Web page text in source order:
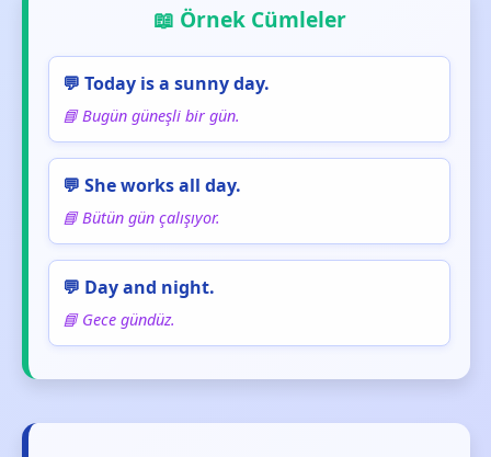
📖 Örnek Cümleler
💬 Today is a sunny day.
📘 Bugün güneşli bir gün.
💬 She works all day.
📘 Bütün gün çalışıyor.
💬 Day and night.
📘 Gece gündüz.